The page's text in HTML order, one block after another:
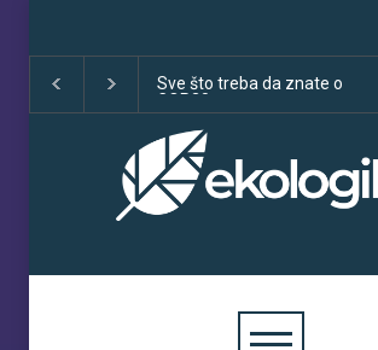
Klimatske dezinformacije u
porastu uoči COP30